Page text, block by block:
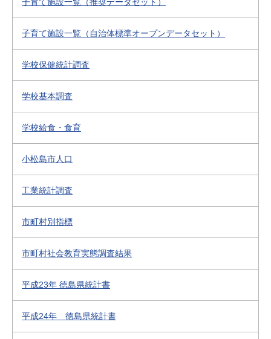
子育て施設一覧（自治体標準オープンデータセット）
学校保健統計調査
学校基本調査
学校給食・食育
小松島市人口
工業統計調査
市町村別指標
市町村社会教育実態調査結果
平成23年 徳島県統計書
平成24年 徳島県統計書